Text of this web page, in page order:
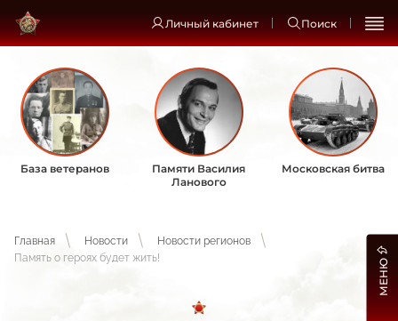
Личный кабинет Поиск
База ветеранов
Памяти Василия
Ланового
Московская битва
Главная Новости
Новости регионов
Память о героях будет жить!
МЕНЮ